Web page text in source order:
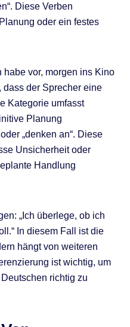
Diese Verben
oder ein festes
habe vor, morgen ins Kino
dass der Sprecher eine
Kategorie umfasst
Planung
„denken an“. Diese
Unsicherheit oder
Handlung
„Ich überlege, ob ich
In diesem Fall ist die
hängt von weiteren
ist wichtig, um
richtig zu